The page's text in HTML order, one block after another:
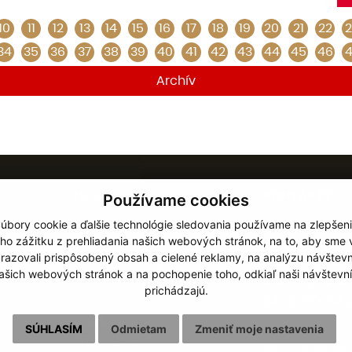
Používame cookies
cookie a ďalšie technológie sledovania používame na
zážitku z prehliadania našich webových stránok, na to, aby sme
prispôsobený obsah a cielené reklamy, na analýzu
webových stránok a na pochopenie toho, odkiaľ naši
prichádzajú.
SÚHLASÍM Odmietam Zmeniť moje nastavenia
11 12 13 14 15 16 17 18 19 20 21 22
35 36 37 38 39 40 41 42 43 44 45 46
Archív
NAVIGÁCIA
Diecéza
Inštitúcie
Schematizmus
Hospodárska správa
cirkev
biskupstvo
Nám. baníkov